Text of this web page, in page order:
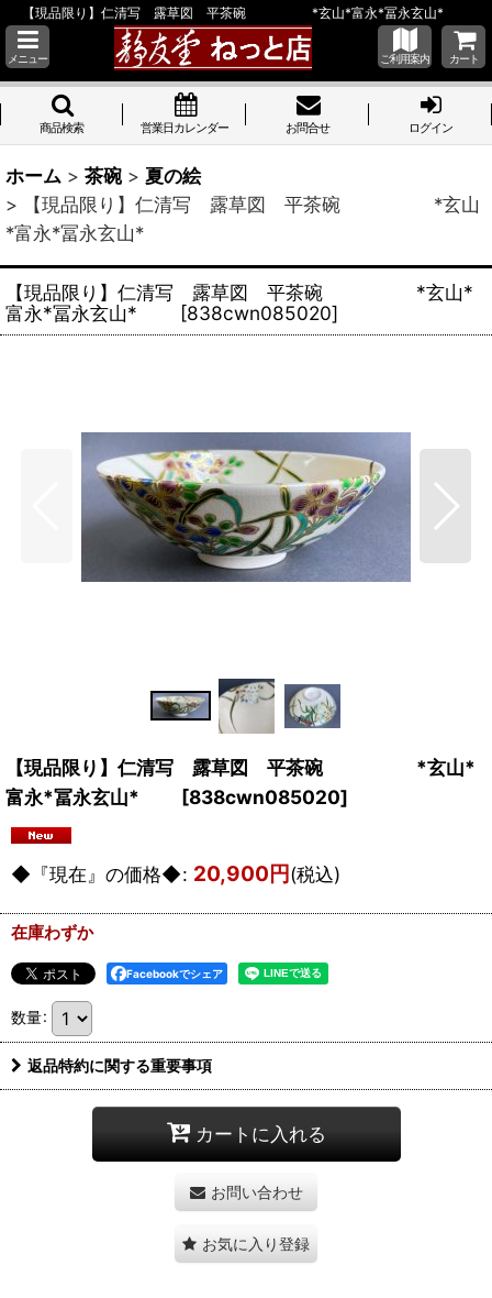
【現品限り】仁清写 露草図 平茶碗 *玄山*富永*冨永玄山*
メニュー ご利用案内 カート
商品検索 営業日カレンダー お問合せ ログイン
ホーム > 茶碗 > 夏の絵
>
【現品限り】仁清写 露草図 平茶碗 *玄山
*富永*冨永玄山*
【現品限り】仁清写 露草図 平茶碗 *玄山*
富永*冨永玄山*
[838cwn085020]
【現品限り】仁清写 露草図 平茶碗 *玄山*
富永*冨永玄山*
[838cwn085020]
◆『現在』の価格◆: 20,900 円(税込)
在庫わずか
Facebookでシェア
数量:
返品特約に関する重要事項
カートに入れる
お問い合わせ
お気に入り登録